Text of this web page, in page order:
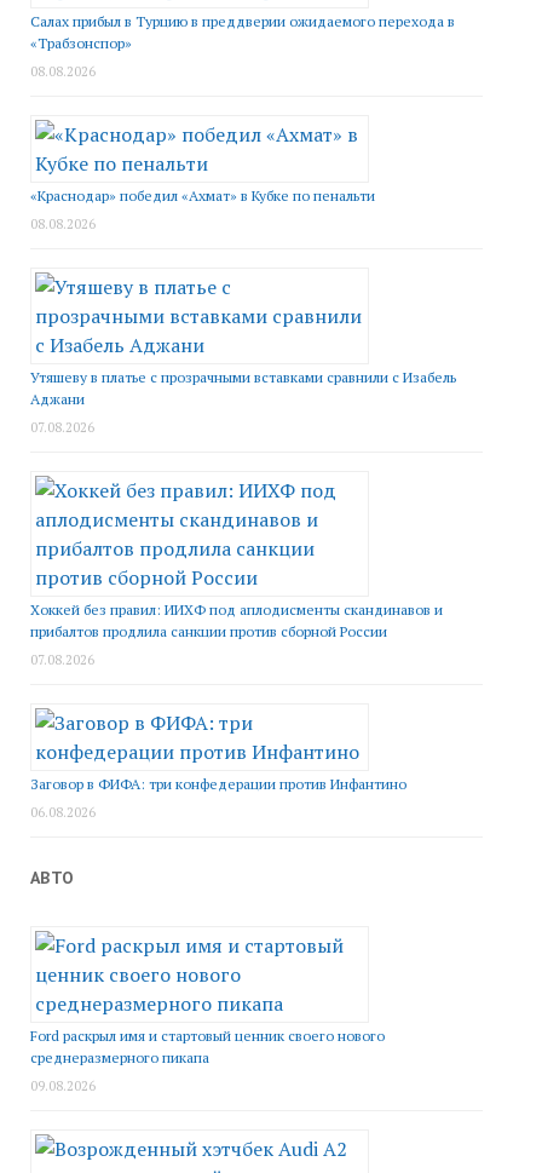
Салах прибыл в Турцию в преддверии ожидаемого перехода в
«Трабзонспор»
08.08.2026
«Краснодар» победил «Ахмат» в Кубке по пенальти
08.08.2026
Утяшеву в платье с прозрачными вставками сравнили с Изабель
Аджани
07.08.2026
Хоккей без правил: ИИХФ под аплодисменты скандинавов и
прибалтов продлила санкции против сборной России
07.08.2026
Заговор в ФИФА: три конфедерации против Инфантино
06.08.2026
АВТО
Ford раскрыл имя и стартовый ценник своего нового
среднеразмерного пикапа
09.08.2026